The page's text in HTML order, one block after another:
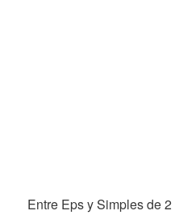
Entre Eps y Simples de